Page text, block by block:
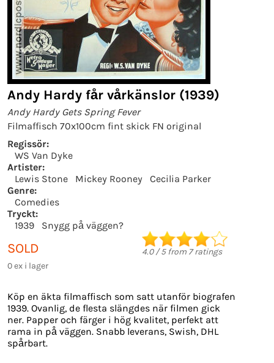
Andy Hardy får vårkänslor (1939)
Andy Hardy Gets Spring Fever
Filmaffisch 70x100cm fint skick FN original
Regissör:
WS Van Dyke
Artister:
Lewis Stone
Mickey Rooney
Cecilia Parker
Genre:
Comedies
Tryckt:
1939
Snygg på väggen?
SOLD
0 ex i lager
4.0/5from 7ratings
Köp en äkta filmaffisch som satt utanför biografen
1939. Ovanlig, de flesta slängdes när filmen gick
ner. Papper och färger i hög kvalitet, perfekt att
rama in på väggen. Snabb leverans, Swish, DHL
spårbart.